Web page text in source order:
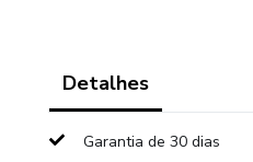
Detalhes
Garantia de 30 dias